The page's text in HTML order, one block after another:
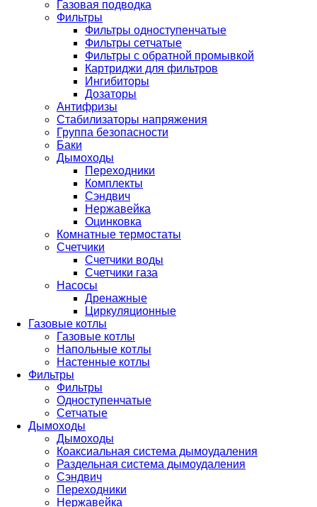
Газовая подводка
Фильтры
Фильтры одноступенчатые
Фильтры сетчатые
Фильтры с обратной промывкой
Картриджи для фильтров
Ингибиторы
Дозаторы
Антифризы
Стабилизаторы напряжения
Группа безопасности
Баки
Дымоходы
Переходники
Комплекты
Сэндвич
Нержавейка
Оцинковка
Комнатные термостаты
Счетчики
Счетчики воды
Счетчики газа
Насосы
Дренажные
Циркуляционные
Газовые котлы
Газовые котлы
Напольные котлы
Настенные котлы
Фильтры
Фильтры
Одноступенчатые
Сетчатые
Дымоходы
Дымоходы
Коаксиальная система дымоудаления
Раздельная система дымоудаления
Сэндвич
Переходники
Нержавейка